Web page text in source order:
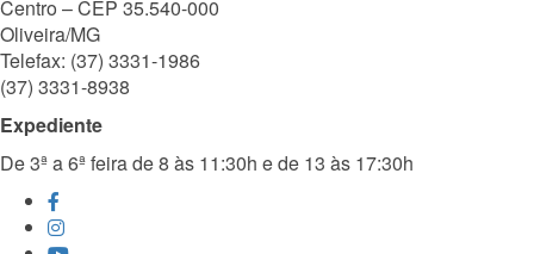
Centro – CEP 35.540-000
Oliveira/MG
Telefax: (37) 3331-1986
(37) 3331-8938
Expediente
De 3ª a 6ª feira de 8 às 11:30h e de 13 às 17:30h